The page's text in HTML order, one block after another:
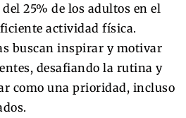
del 25% de los adultos en el
actividad física.
buscan inspirar y motivar
desafiando la rutina y
como una prioridad, incluso